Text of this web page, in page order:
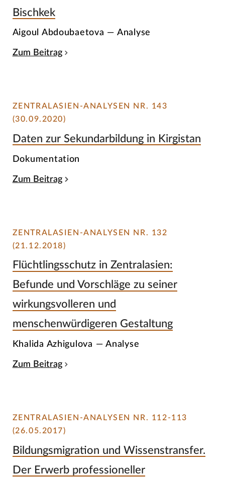
Bischkek
Aigoul Abdoubaetova — Analyse
Zum Beitrag
ZENTRALASIEN-ANALYSEN NR. 143
(30.09.2020)
Daten zur Sekundarbildung in Kirgistan
Dokumentation
Zum Beitrag
ZENTRALASIEN-ANALYSEN NR. 132
(21.12.2018)
Flüchtlingsschutz in Zentralasien:
Befunde und Vorschläge zu seiner
wirkungsvolleren und
menschenwürdigeren Gestaltung
Khalida Azhigulova — Analyse
Zum Beitrag
ZENTRALASIEN-ANALYSEN NR. 112-113
(26.05.2017)
Bildungsmigration und Wissenstransfer.
Der Erwerb professioneller